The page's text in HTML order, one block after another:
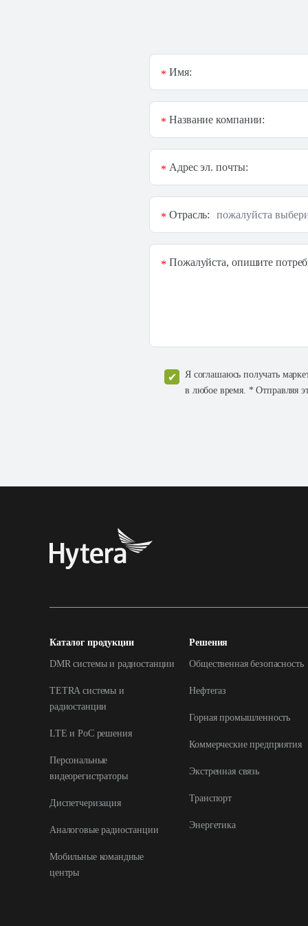
Имя:
*
Название компании:
*
Адрес эл. почты:
*
Отрасль:
*
Пожалуйста, опишите
*
Я соглашаюсь получать
в любое время. * Отправляя
Каталог продукции
DMR системы и радиостанции
TETRA системы и
радиостанции
LTE и РоС решения
Персональные
видеорегистраторы
Диспетчеризация
Аналоговые радиостанции
Мобильные командные
центры
Решения
Общественная безопасность
Нефтегаз
Горная промышленность
Коммерческие предприятия
Экстренная связь
Транспорт
Энергетика